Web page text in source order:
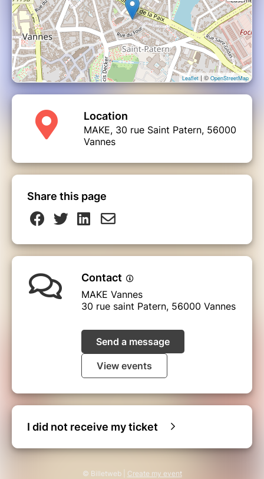
Leaflet | © OpenStreetMap
Location
MAKE, 30 rue Saint Patern, 56000
Vannes
Share this page
Contact
MAKE Vannes
30 rue saint Patern, 56000 Vannes
Send a message
View events
I did not receive my ticket
© Billetweb | Create my event